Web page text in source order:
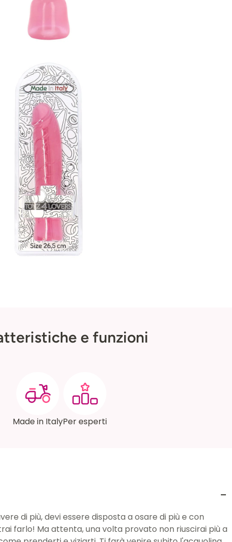
e funzioni
Made in ItalyPer esperti
di più, devi essere disposta a osare di più e con
farlo! Ma attenta, una volta provato non riuscirai più a